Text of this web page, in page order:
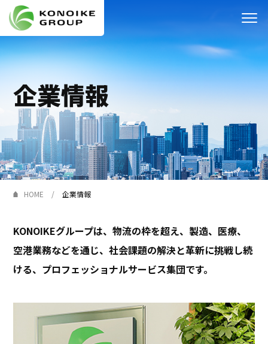
Who we are
企業情報
ニュース
IR情報
サステナビリティ
KONOIKEジャーナル
サービス・ソリューション
企業情報
HOME 企業情報
KONOIKEグループは、物流の枠を超え、製造、医療、
空港業務などを通じ、社会課題の解決と革新に挑戦し続
ける、プロフェッショナルサービス集団です。